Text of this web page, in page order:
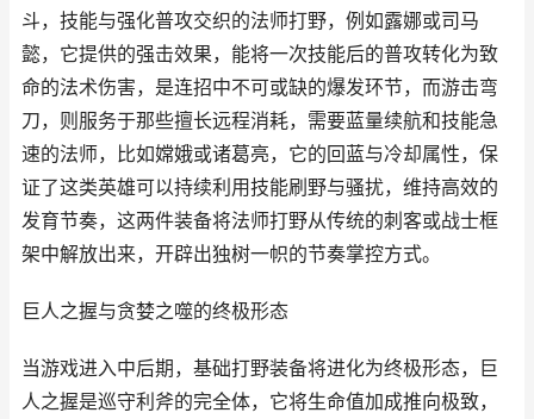
斗，技能与强化普攻交织的法师打野，例如露娜或司马
懿，它提供的强击效果，能将一次技能后的普攻转化为致
命的法术伤害，是连招中不可或缺的爆发环节，而游击弯
刀，则服务于那些擅长远程消耗，需要蓝量续航和技能急
速的法师，比如嫦娥或诸葛亮，它的回蓝与冷却属性，保
证了这类英雄可以持续利用技能刷野与骚扰，维持高效的
发育节奏，这两件装备将法师打野从传统的刺客或战士框
架中解放出来，开辟出独树一帜的节奏掌控方式。
巨人之握与贪婪之噬的终极形态
当游戏进入中后期，基础打野装备将进化为终极形态，巨
人之握是巡守利斧的完全体，它将生命值加成推向极致，